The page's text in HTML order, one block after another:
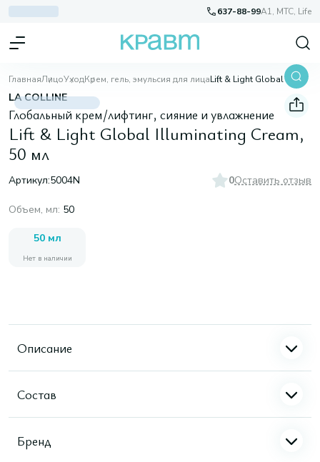
637-88-99A1, МТС, Life
ГлавнаяЛицоУходКрем, гель, эмульсия для лица Lift & Light Global Illuminating Cream, 50 мл
LA COLLINE
Глобальный крем/лифтинг, сияние и увлажнение
Lift & Light Global Illuminating Cream,
50 мл
Артикул:5004N 0Оставить отзыв
Объем, мл: 50
50 мл
Нет в наличии
Описание
Состав
Бренд